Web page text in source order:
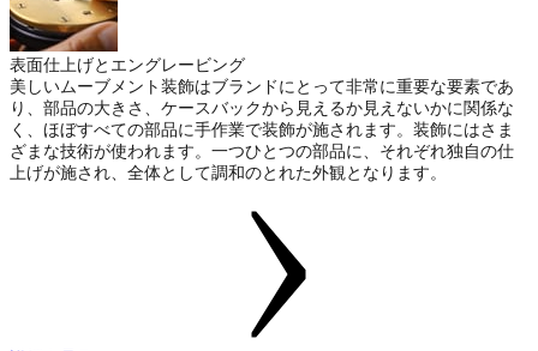
表面仕上げとエングレービング
美しいムーブメント装飾はブランドにとって非常に重要な要素であ
り、部品の大きさ、ケースバックから見えるか見えないかに関係な
く、ほぼすべての部品に手作業で装飾が施されます。装飾にはさま
ざまな技術が使われます。一つひとつの部品に、それぞれ独自の仕
上げが施され、全体として調和のとれた外観となります。